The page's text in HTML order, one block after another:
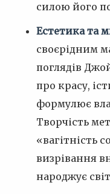
силою його
Естетика та
своєрідним
поглядів
про красу,
формулює
Творчість
«вагітність
визрівання
народжує